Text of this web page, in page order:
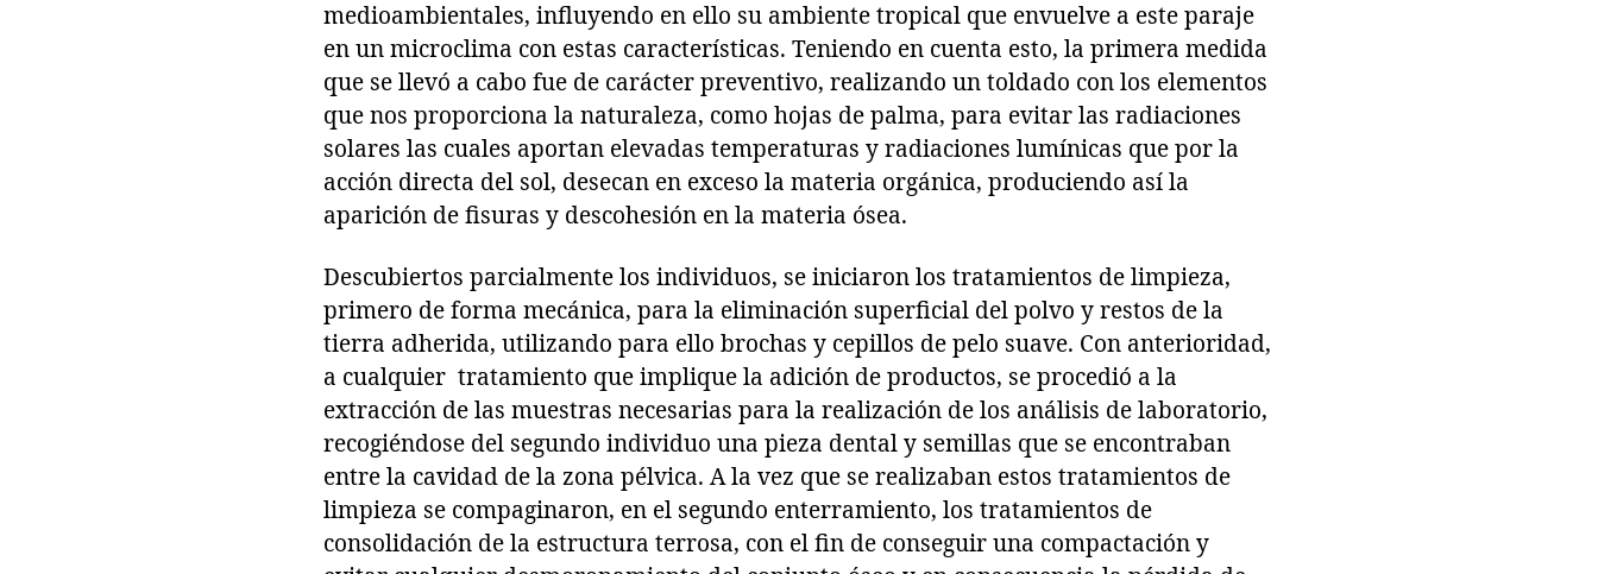
medioambientales, influyendo en ello su ambiente tropical que envuelve a este paraje
en un microclima con estas características. Teniendo en cuenta esto, la primera medida
que se llevó a cabo fue de carácter preventivo, realizando un toldado con los elementos
que nos proporciona la naturaleza, como hojas de palma, para evitar las radiaciones
solares las cuales aportan elevadas temperaturas y radiaciones lumínicas que por la
acción directa del sol, desecan en exceso la materia orgánica, produciendo así la
aparición de fisuras y descohesión en la materia ósea.
Descubiertos parcialmente los individuos, se iniciaron los tratamientos de limpieza,
primero de forma mecánica, para la eliminación superficial del polvo y restos de la
tierra adherida, utilizando para ello brochas y cepillos de pelo suave. Con anterioridad,
a cualquier tratamiento que implique la adición de productos, se procedió a la
extracción de las muestras necesarias para la realización de los análisis de laboratorio,
recogiéndose del segundo individuo una pieza dental y semillas que se encontraban
entre la cavidad de la zona pélvica. A la vez que se realizaban estos tratamientos de
limpieza se compaginaron, en el segundo enterramiento, los tratamientos de
consolidación de la estructura terrosa, con el fin de conseguir una compactación y